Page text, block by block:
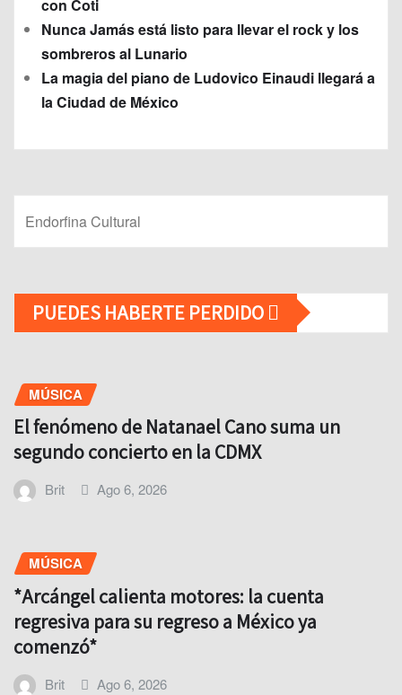
con Coti
Nunca Jamás está listo para llevar el rock y los
sombreros al Lunario
La magia del piano de Ludovico Einaudi llegará a
la Ciudad de México
Endorfina Cultural
PUEDES HABERTE PERDIDO
MÚSICA
El fenómeno de Natanael Cano suma un
segundo concierto en la CDMX
Brit Ago 6, 2026
MÚSICA
*Arcángel calienta motores: la cuenta
regresiva para su regreso a México ya
comenzó*
Brit Ago 6, 2026